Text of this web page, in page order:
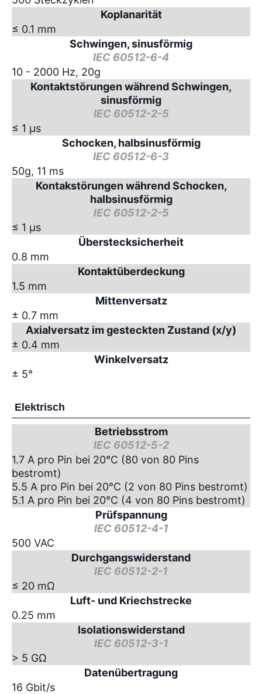
Koplanarität
≤ 0.1 mm
Schwingen, sinusförmig
IEC 60512-6-4
10 - 2000 Hz, 20g
Kontaktstörungen während Schwingen,
sinusförmig
IEC 60512-2-5
≤ 1 µs
Schocken, halbsinusförmig
IEC 60512-6-3
50g, 11 ms
Kontakstörungen während Schocken,
halbsinusförmig
IEC 60512-2-5
≤ 1 µs
Überstecksicherheit
0.8 mm
Kontaktüberdeckung
1.5 mm
Mittenversatz
± 0.7 mm
Axialversatz im gesteckten Zustand (x/y)
± 0.4 mm
Winkelversatz
± 5°
Elektrisch
Betriebsstrom
IEC 60512-5-2
1.7 A pro Pin bei 20°C (80 von 80 Pins
bestromt)
5.5 A pro Pin bei 20°C (2 von 80 Pins bestromt)
5.1 A pro Pin bei 20°C (4 von 80 Pins bestromt)
Prüfspannung
IEC 60512-4-1
500 VAC
Durchgangswiderstand
IEC 60512-2-1
≤ 20 mΩ
Luft- und Kriechstrecke
0.25 mm
Isolationswiderstand
IEC 60512-3-1
> 5 GΩ
Datenübertragung
16 Gbit/s